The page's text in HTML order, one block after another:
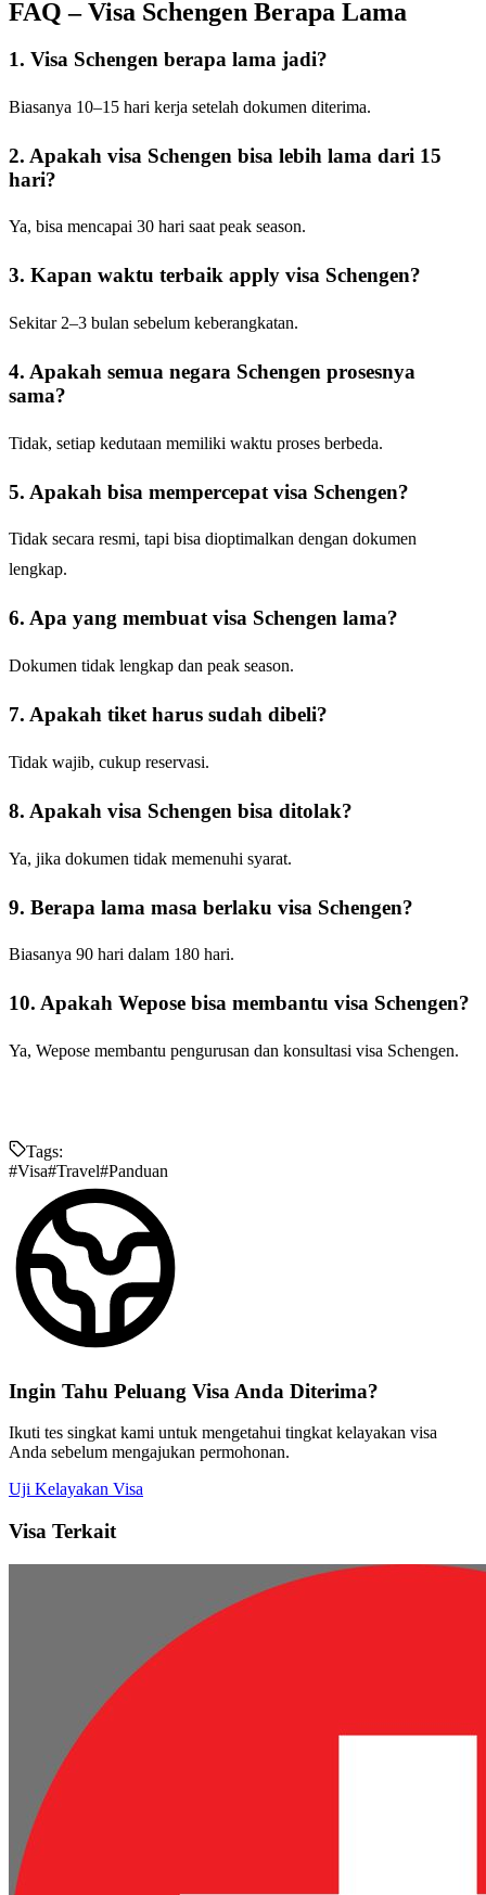
FAQ – Visa Schengen Berapa Lama
1. Visa Schengen berapa lama jadi?
Biasanya 10–15 hari kerja setelah dokumen diterima.
2. Apakah visa Schengen bisa lebih lama dari 15
hari?
Ya, bisa mencapai 30 hari saat peak season.
3. Kapan waktu terbaik apply visa Schengen?
Sekitar 2–3 bulan sebelum keberangkatan.
4. Apakah semua negara Schengen prosesnya
sama?
Tidak, setiap kedutaan memiliki waktu proses berbeda.
5. Apakah bisa mempercepat visa Schengen?
Tidak secara resmi, tapi bisa dioptimalkan dengan dokumen
lengkap.
6. Apa yang membuat visa Schengen lama?
Dokumen tidak lengkap dan peak season.
7. Apakah tiket harus sudah dibeli?
Tidak wajib, cukup reservasi.
8. Apakah visa Schengen bisa ditolak?
Ya, jika dokumen tidak memenuhi syarat.
9. Berapa lama masa berlaku visa Schengen?
Biasanya 90 hari dalam 180 hari.
10. Apakah Wepose bisa membantu visa Schengen?
Ya, Wepose membantu pengurusan dan konsultasi visa Schengen.
Tags:
#Visa#Travel#Panduan
Ingin Tahu Peluang Visa Anda Diterima?
Ikuti tes singkat kami untuk mengetahui tingkat kelayakan visa
Anda sebelum mengajukan permohonan.
Uji Kelayakan Visa
Visa Terkait